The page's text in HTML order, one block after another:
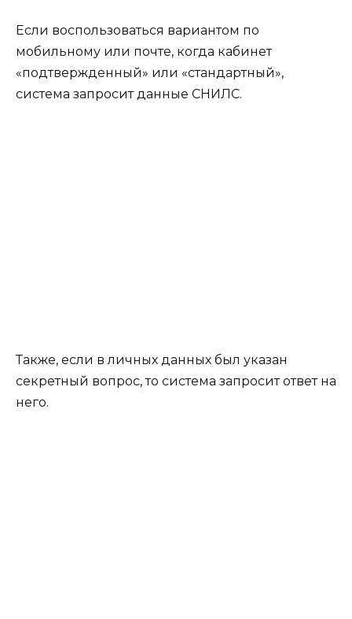
Если воспользоваться вариантом по
мобильному или почте, когда кабинет
«подтвержденный» или «стандартный»,
система запросит данные СНИЛС.
Также, если в личных данных был указан
секретный вопрос, то система запросит ответ на
него.